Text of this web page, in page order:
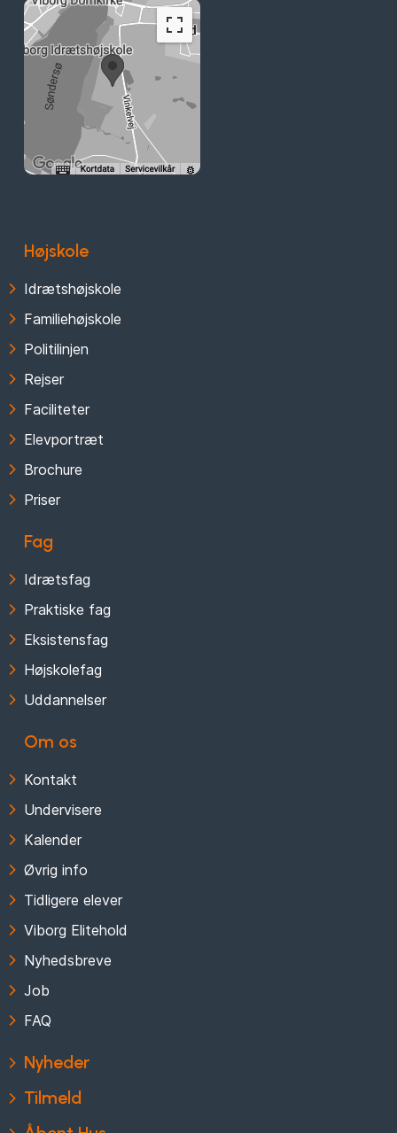
Højskole
Idrætshøjskole
Familiehøjskole
Politilinjen
Rejser
Faciliteter
Elevportræt
Brochure
Priser
Fag
Idrætsfag
Praktiske fag
Eksistensfag
Højskolefag
Uddannelser
Om os
Kontakt
Undervisere
Kalender
Øvrig info
Tidligere elever
Viborg Elitehold
Nyhedsbreve
Job
FAQ
Nyheder
Tilmeld